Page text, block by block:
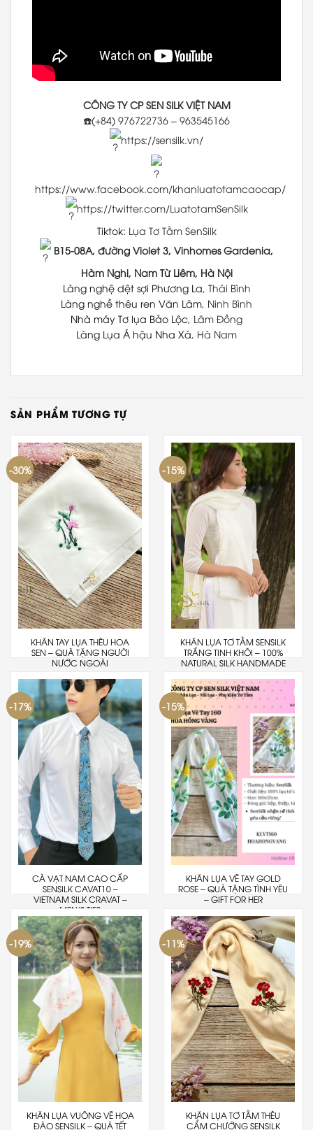
CÔNG TY CP SEN SILK VIỆT NAM
☎️(+84) 976722736 – 963545166
https://sensilk.vn/
https://www.facebook.com/khanluatotamcaocap/
https://twitter.com/LuatotamSenSilk
Tiktok: Lụa Tơ Tằm SenSilk
B15-08A, đường Violet 3, Vinhomes Gardenia,
Hàm Nghi, Nam Từ Liêm, Hà Nội
Làng nghệ dệt sợi Phương La , Thái Bình
Làng nghề thêu ren Văn Lâm , Ninh Bình
Nhà máy Tơ lụa Bảo Lộc , Lâm Đồng
Làng Lụa Á hậu Nha Xá , Hà Nam
SẢN PHẨM TƯƠNG TỰ
-30%
KHĂN TAY LỤA THÊU HOA
SEN – QUÀ TẶNG NGƯỜI
NƯỚC NGOÀI
-15%
KHĂN LỤA TƠ TẰM SENSILK
TRẮNG TINH KHÔI – 100%
NATURAL SILK HANDMADE
-17%
CÀ VẠT NAM CAO CẤP
SENSILK CAVAT10 –
VIETNAM SILK CRAVAT –
MEN’S TIES
-15%
KHĂN LỤA VẼ TAY GOLD
ROSE – QUÀ TẶNG TÌNH YÊU
– GIFT FOR HER
-19%
KHĂN LỤA VUÔNG VẼ HOA
ĐÀO SENSILK – QUÀ TẾT
-11%
KHĂN LỤA TƠ TẰM THÊU
CẨM CHƯỚNG SENSILK